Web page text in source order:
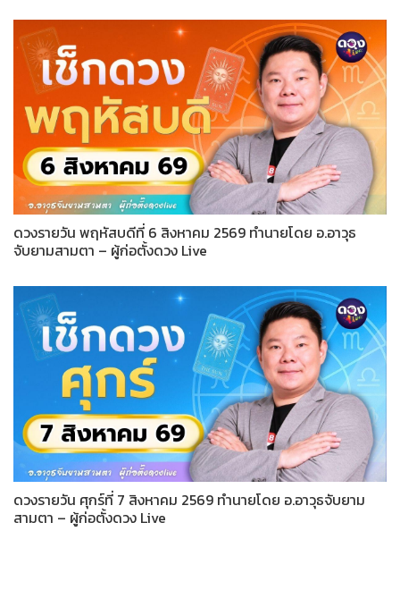
ดวงรายวัน พฤหัสบดีที่ 6 สิงหาคม 2569 ทำนายโดย อ.อาวุธ
จับยามสามตา – ผู้ก่อตั้งดวง Live
ดวงรายวัน ศุกร์ที่ 7 สิงหาคม 2569 ทำนายโดย อ.อาวุธจับยาม
สามตา – ผู้ก่อตั้งดวง Live